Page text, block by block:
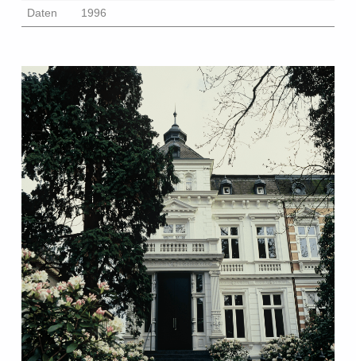
Daten 1996